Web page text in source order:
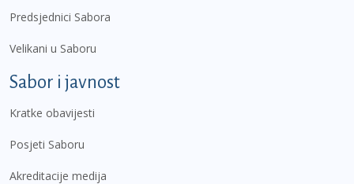
Predsjednici Sabora
Velikani u Saboru
Sabor i javnost
Kratke obavijesti
Posjeti Saboru
Akreditacije medija